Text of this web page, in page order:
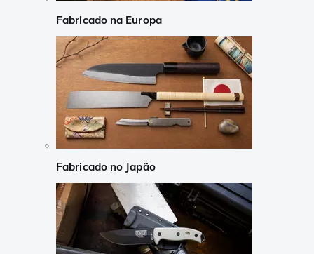
Fabricado na Europa
Fabricado no Japão